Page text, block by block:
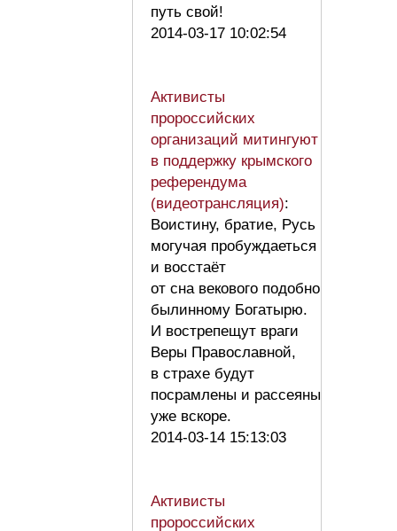
путь свой!
2014-03-17 10:02:54
Активисты
пророссийских
организаций митингуют
в поддержку крымского
референдума
(видеотрансляция):
Воистину, братие, Русь
могучая пробуждаеться
и восстаёт
от сна векового подобно
былинному Богатырю.
И вострепещут враги
Веры Православной,
в страхе будут
посрамлены и рассеяны
уже вскоре.
2014-03-14 15:13:03
Активисты
пророссийских